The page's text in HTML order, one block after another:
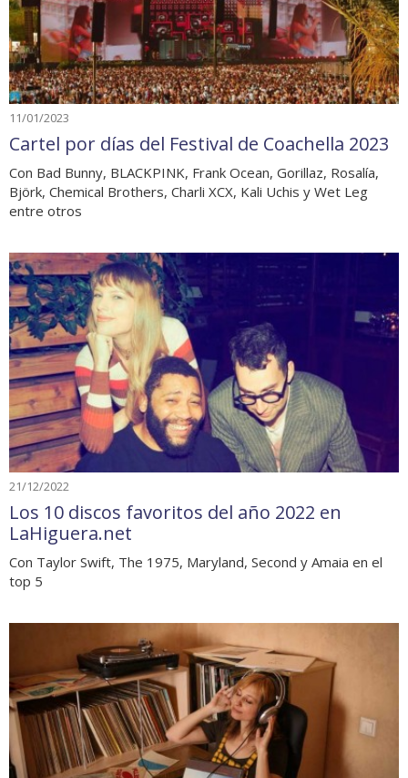
11/01/2023
Cartel por días del Festival de Coachella 2023
Con Bad Bunny, BLACKPINK, Frank Ocean, Gorillaz, Rosalía,
Björk, Chemical Brothers, Charli XCX, Kali Uchis y Wet Leg
entre otros
21/12/2022
Los 10 discos favoritos del año 2022 en
LaHiguera.net
Con Taylor Swift, The 1975, Maryland, Second y Amaia en el
top 5